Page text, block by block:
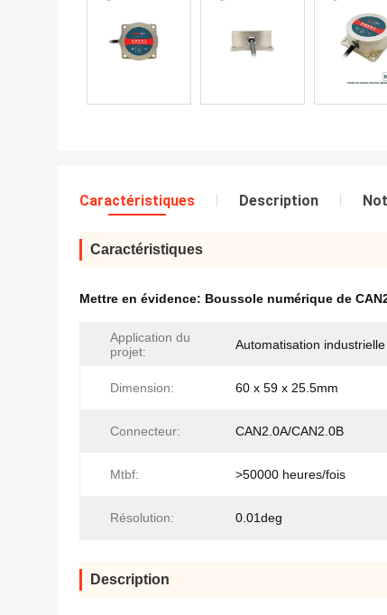
Caractéristiques Description
Caractéristiques
Mettre en évidence: Boussole numérique de
Application du
projet:
Automatisation industrielle
Dimension: 60 x 59 x 25.5mm
Connecteur: CAN2.0A/CAN2.0B
Mtbf: >50000 heures/fois
Résolution: 0.01deg
Description